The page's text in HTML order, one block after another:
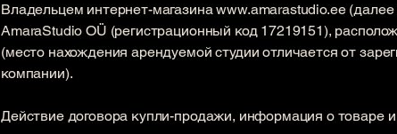
Владельцем интернет-магазинаwww.amarastudio.ee(далее
AmaraStudio OÜ (регистрационный код 17219151),
(место нахождения арендуемой студии отличается от
компании).
Действие договора купли-продажи, информация о товаре